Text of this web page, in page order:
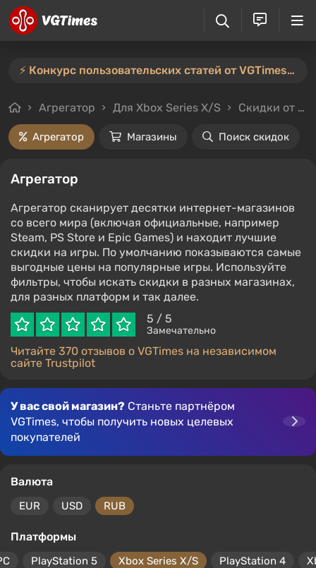
⚡️ Конкурс пользовательских статей от VGTimes продлён — участвуйте тут ⚡️
Агрегатор Для Xbox Series X/S Скидки от 30%
Агрегатор Магазины Поиск скидок
Агрегатор
Агрегатор сканирует десятки интернет-магазинов
со всего мира (включая официальные, например
Steam, PS Store и Epic Games) и находит лучшие
скидки на игры. По умолчанию показываются самые
выгодные цены на популярные игры. Используйте
фильтры, чтобы искать скидки в разных магазинах,
для разных платформ и так далее.
5 / 5
Замечательно
Читайте 370 отзывов о VGTimes на независимом
сайте Trustpilot
У вас свой магазин? Станьте партнёром
VGTimes, чтобы получить новых целевых
покупателей
Валюта
EUR USD RUB
Платформы
PlayStation 5 Xbox Series X/S PlayStation 4